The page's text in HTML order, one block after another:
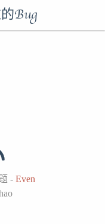
Bug
- Even